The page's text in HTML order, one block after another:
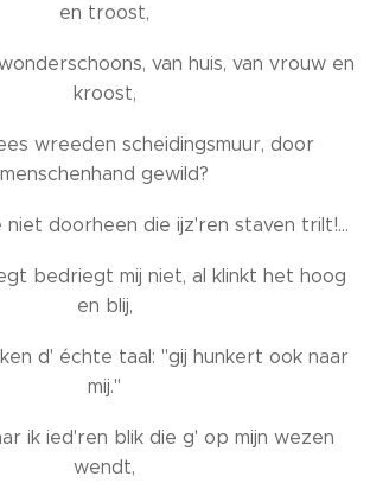
en troost,
van huis, van vrouw en
kroost,
wreeden scheidingsmuur, door
menschenhand gewild?
doorheen die ijz'ren staven trilt!...
bedriegt mij niet, al klinkt het hoog
en blij,
d' échte taal: "gij hunkert ook naar
mij."
ik ied'ren blik die g' op mijn wezen
wendt,